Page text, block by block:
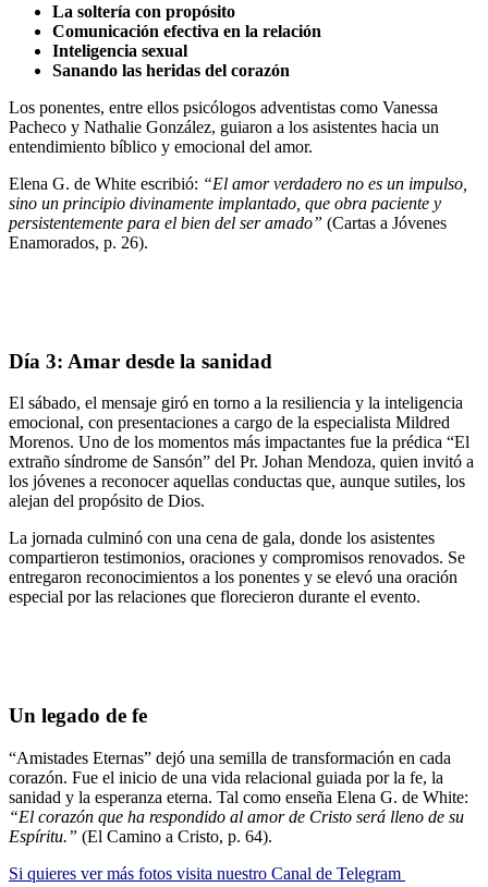
La soltería con propósito
Comunicación efectiva en la relación
Inteligencia sexual
Sanando las heridas del corazón
Los ponentes, entre ellos psicólogos adventistas como Vanessa
Pacheco y Nathalie González, guiaron a los asistentes hacia un
entendimiento bíblico y emocional del amor.
Elena G. de White escribió: “El amor verdadero no es un impulso,
sino un principio divinamente implantado, que obra paciente y
persistentemente para el bien del ser amado” (Cartas a Jóvenes
Enamorados, p. 26).
Día 3: Amar desde la sanidad
El sábado, el mensaje giró en torno a la resiliencia y la inteligencia
emocional, con presentaciones a cargo de la especialista Mildred
Morenos. Uno de los momentos más impactantes fue la prédica “El
extraño síndrome de Sansón” del Pr. Johan Mendoza, quien invitó a
los jóvenes a reconocer aquellas conductas que, aunque sutiles, los
alejan del propósito de Dios.
La jornada culminó con una cena de gala, donde los asistentes
compartieron testimonios, oraciones y compromisos renovados. Se
entregaron reconocimientos a los ponentes y se elevó una oración
especial por las relaciones que florecieron durante el evento.
Un legado de fe
“Amistades Eternas” dejó una semilla de transformación en cada
corazón. Fue el inicio de una vida relacional guiada por la fe, la
sanidad y la esperanza eterna. Tal como enseña Elena G. de White:
“El corazón que ha respondido al amor de Cristo será lleno de su
Espíritu.” (El Camino a Cristo, p. 64).
Si quieres ver más fotos visita nuestro Canal de Telegram